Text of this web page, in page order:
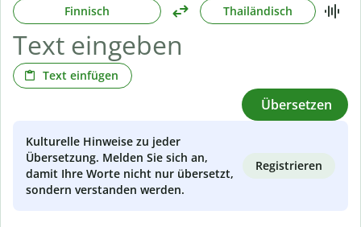
Finnisch Thailändisch
Text einfügen
Übersetzen
Kulturelle Hinweise zu jeder
Übersetzung. Melden Sie sich an,
damit Ihre Worte nicht nur übersetzt,
sondern verstanden werden.
Registrieren